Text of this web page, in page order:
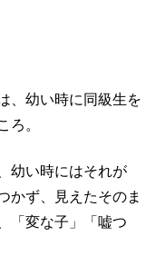
、幼い時に同級生を
ろ。
幼い時にはそれが
かず、見えたそのま
「変な子」「嘘つ